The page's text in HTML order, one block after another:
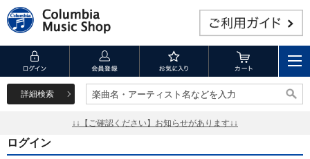
詳細検索 楽曲名・アーティスト名などを入力
楽曲名・アーティスト名などを入力
↓↓【ご確認ください】お知らせがあります↓↓
ログイン